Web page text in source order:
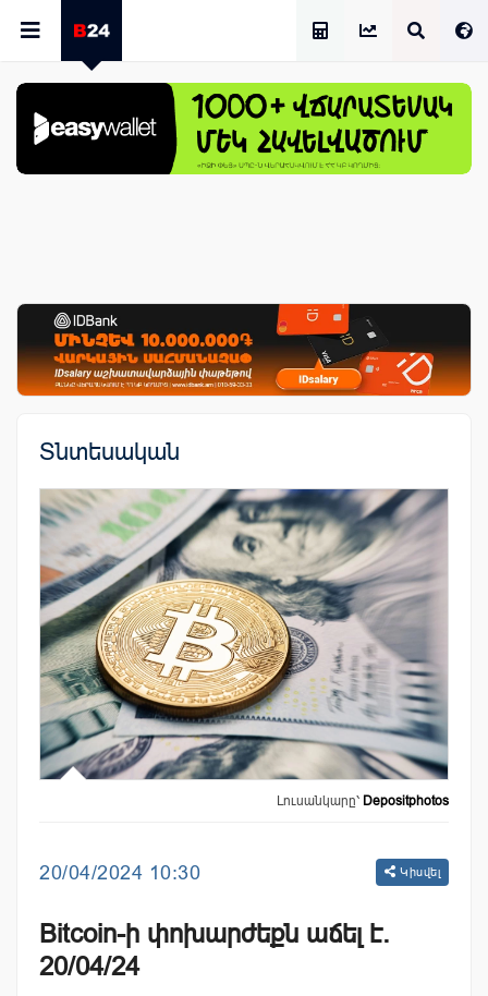
Տնտեսական
Լուսանկարը՝ Depositphotos
20/04/2024 10:30 Կիսվել
Bitcoin-ի փոխարժեքն աճել է.
20/04/24